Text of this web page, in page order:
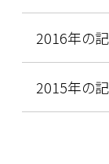
2016年の
2015年の